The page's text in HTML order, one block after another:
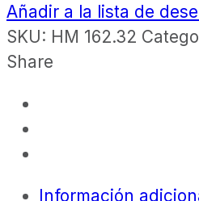
Añadir a la lista de
SKU: HM 162.32
Share
Información